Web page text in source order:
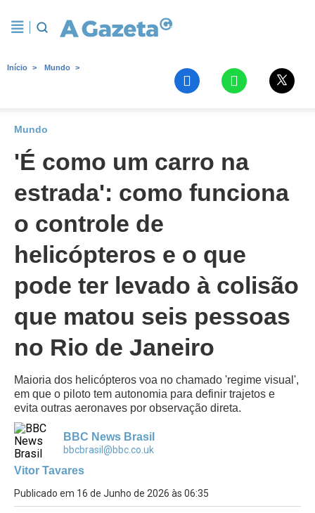
Início Mundo
Mundo
'É como um carro na
estrada': como funciona
o controle de
helicópteros e o que
pode ter levado à colisão
que matou seis pessoas
no Rio de Janeiro
Maioria dos helicópteros voa no chamado 'regime visual',
em que o piloto tem autonomia para definir trajetos e
evita outras aeronaves por observação direta.
BBC News Brasil
bbcbrasil@bbc.co.uk
Vitor Tavares
Publicado em 16 de Junho de 2026 às 06:35